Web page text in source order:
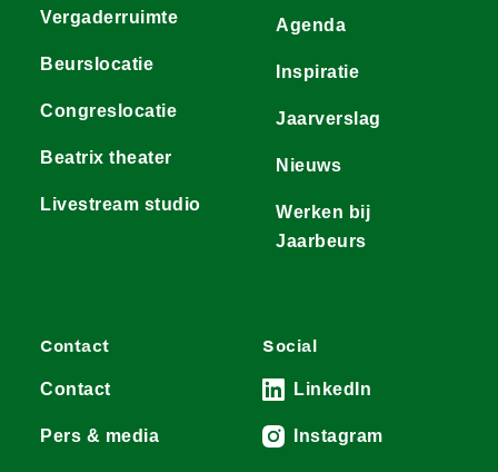
Vergaderruimte
Beurslocatie
Congreslocatie
Beatrix theater
Livestream studio
Agenda
Inspiratie
Jaarverslag
Nieuws
Werken bij
Jaarbeurs
Contact
Contact
Pers & media
Social
LinkedIn
Instagram